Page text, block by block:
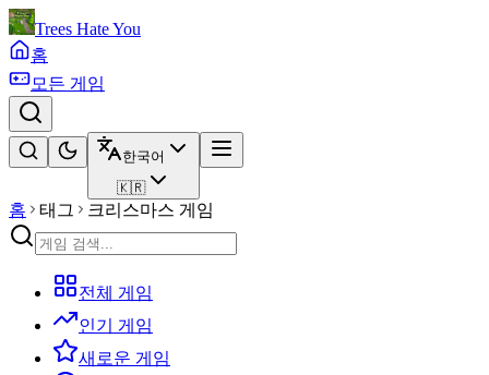
Trees Hate You
홈
모든 게임
한국어
🇰🇷
홈 태그 크리스마스 게임
전체 게임
인기 게임
새로운 게임